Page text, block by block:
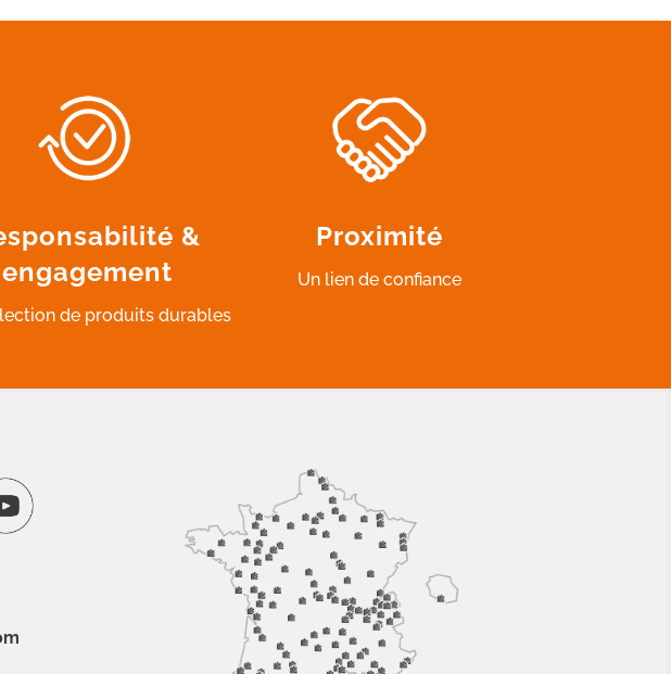
&
engagement
de produits durables
Proximité
Un lien de confiance